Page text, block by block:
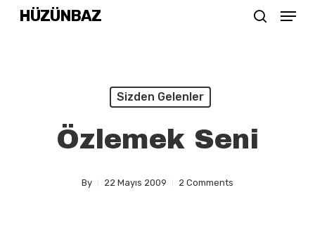
SkipHÜZÜNBAZ Menu
Sizden Gelenler
Özlemek Seni
By 22 Mayıs 2009 2 Comments